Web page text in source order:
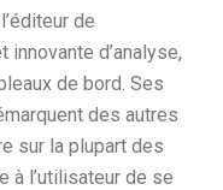
de
d’analyse,
de bord. Ses
des autres
sur la plupart des
à l’utilisateur de se